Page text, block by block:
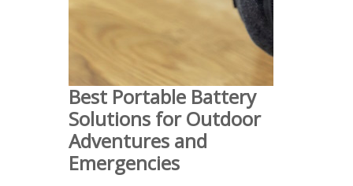
Best Portable Battery
Solutions for Outdoor
Adventures and
Emergencies